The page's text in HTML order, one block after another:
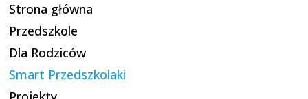
Strona główna
Przedszkole
Dla Rodziców
Smart Przedszkolaki